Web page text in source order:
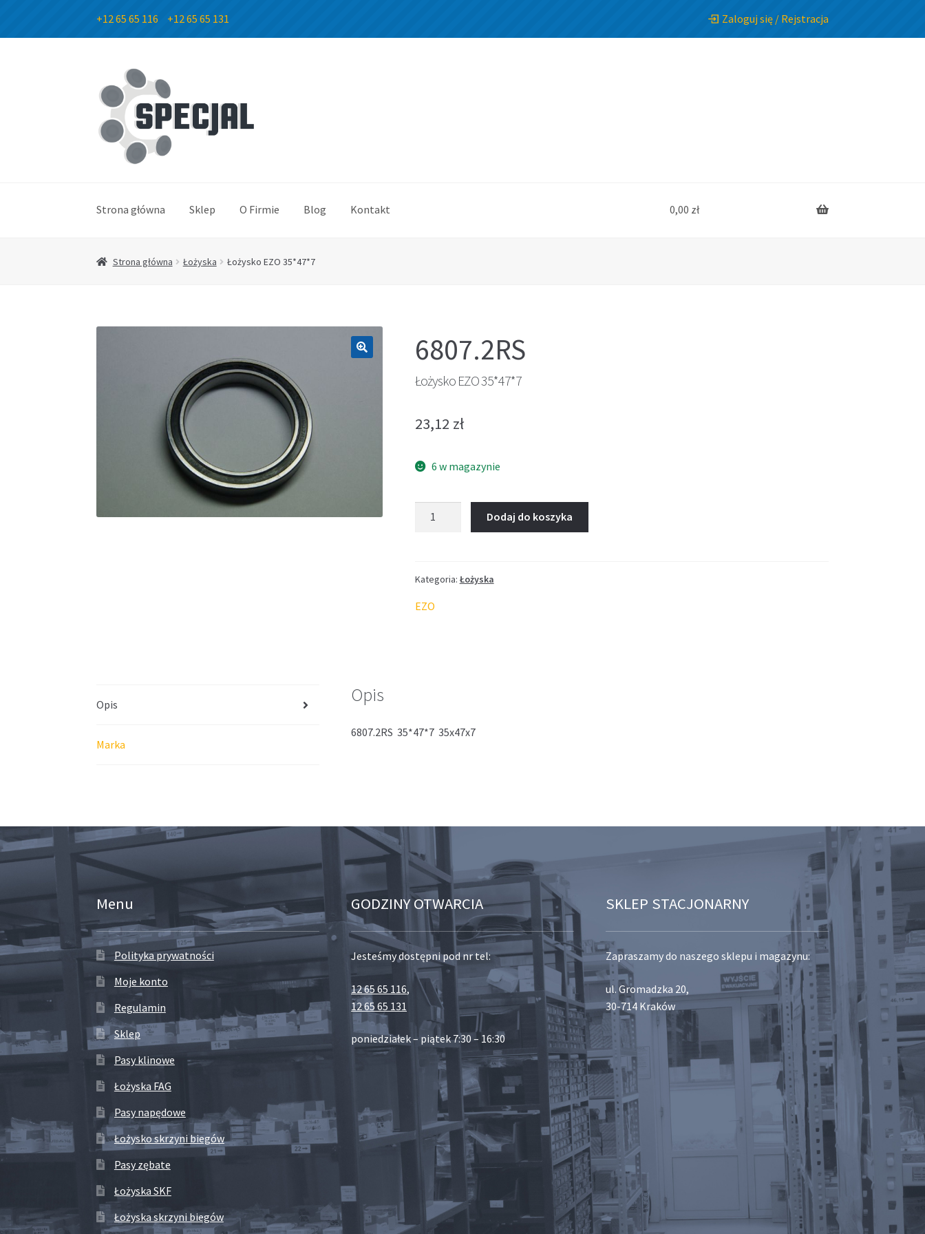
+12 65 65 116 +12 65 65 131 Zaloguj się / Rejstracja
Przejdź
do
nawigacji
Przejdź
do
treści
Strona główna Sklep O Firmie Blog Kontakt 0,00 zł
Strona główna Łożyska Łożysko EZO 35*47*7
6807.2RS
Łożysko EZO 35*47*7
23,12 zł
6 w magazynie
Dodaj do koszyka
Kategoria: Łożyska
EZO
Opis
Marka
Opis
6807.2RS 35*47*7 35x47x7
Menu
Polityka prywatności
Moje konto
Regulamin
Sklep
Pasy klinowe
Łożyska FAG
Pasy napędowe
Łożysko skrzyni biegów
Pasy zębate
Łożyska SKF
Łożyska skrzyni biegów
GODZINY OTWARCIA
Jesteśmy dostępni pod nr tel:
12 65 65 116,
12 65 65 131
poniedziałek – piątek 7:30 – 16:30
SKLEP STACJONARNY
Zapraszamy do naszego sklepu i magazynu:
ul. Gromadzka 20,
30-714 Kraków